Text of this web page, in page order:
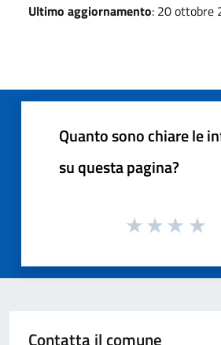
Ultimo aggiornamento: 20 ottobre
Quanto sono chiare le
su questa pagina?
Contatta il comune